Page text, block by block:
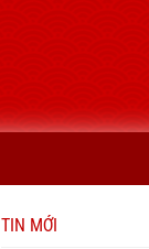
TIN MỚI